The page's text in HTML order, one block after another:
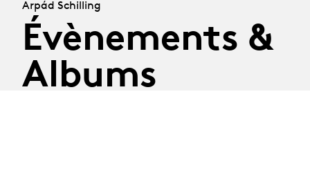
Arpád Schilling
Évènements &
Albums